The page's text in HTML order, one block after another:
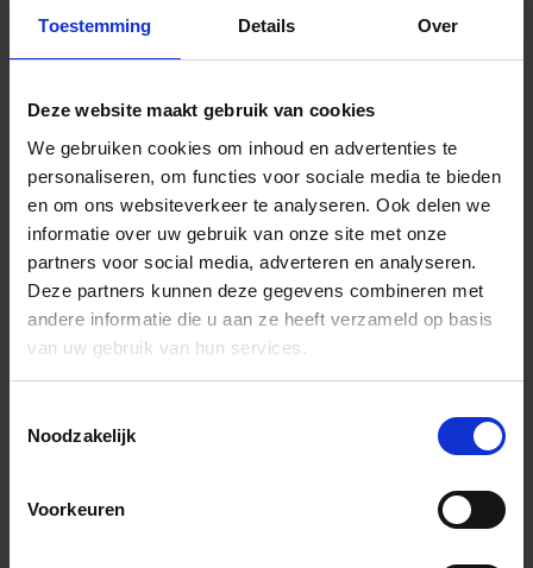
Toestemming Details Over
Deze website maakt gebruik van cookies
We gebruiken cookies om inhoud en advertenties te
personaliseren, om functies voor sociale media te bieden
en om ons websiteverkeer te analyseren. Ook delen we
informatie over uw gebruik van onze site met onze
partners voor social media, adverteren en analyseren.
Deze partners kunnen deze gegevens combineren met
andere informatie die u aan ze heeft verzameld op basis
van uw gebruik van hun services.
Noodzakelijk
Voorkeuren